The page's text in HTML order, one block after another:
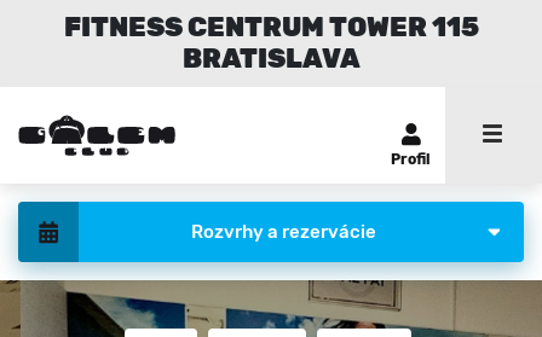
FITNESS CENTRUM TOWER 115
BRATISLAVA
Profil
Rozvrhy a rezervácie